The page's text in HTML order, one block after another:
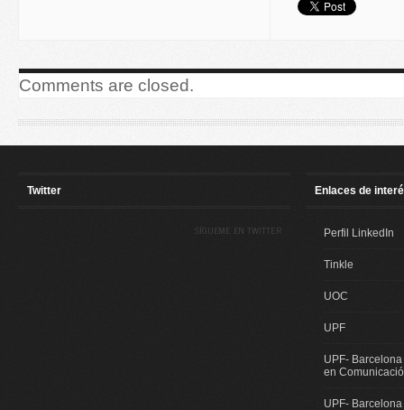
Comments are closed.
Twitter
SÍGUEME EN TWITTER
Enlaces de
Perfil LinkedIn
Tinkle
UOC
UPF
UPF-
en
UPF-